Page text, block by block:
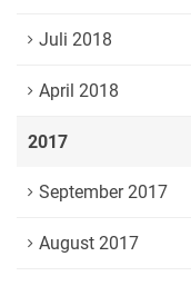
Juli 2018
April 2018
2017
September 2017
August 2017